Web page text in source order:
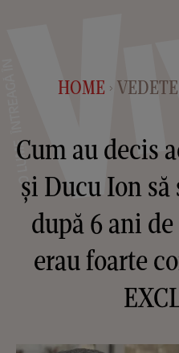
HOME >
Cum au decis
și Ducu Ion să
după 6 ani
erau foarte